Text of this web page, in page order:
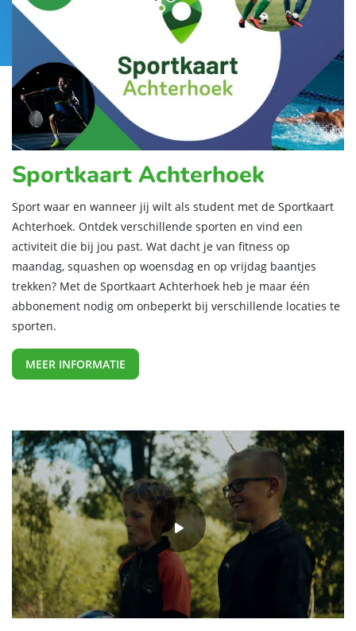
Sportkaart Achterhoek
Sport waar en wanneer jij wilt als student met de Sportkaart
Achterhoek. Ontdek verschillende sporten en vind een
activiteit die bij jou past. Wat dacht je van fitness op
maandag, squashen op woensdag en op vrijdag baantjes
trekken? Met de Sportkaart Achterhoek heb je maar één
abbonement nodig om onbeperkt bij verschillende locaties te
sporten.
MEER INFORMATIE